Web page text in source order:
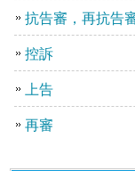
抗告審，再抗告
控訴
上告
再審